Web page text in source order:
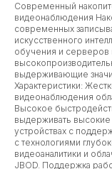
Современный
видеонаблюдения
современных
искусственного
обучения и серверов
выдерживающие
Характеристики:
видеонаблюдения
Высокое
выдерживать
устройствах с
с технологиями
видеоаналитики и
JBOD. Поддержка